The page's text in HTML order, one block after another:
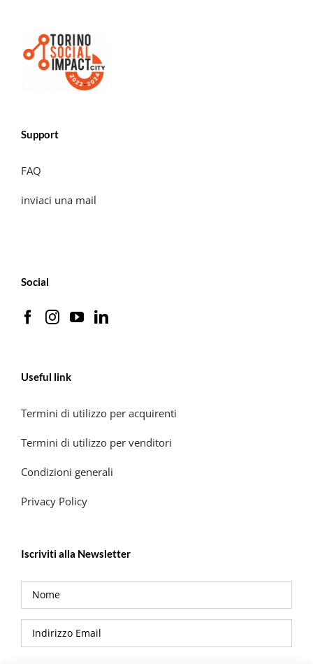
Support
FAQ
inviaci una mail
Social
Useful link
Termini di utilizzo per acquirenti
Termini di utilizzo per venditori
Condizioni generali
Privacy Policy
Iscriviti alla Newsletter